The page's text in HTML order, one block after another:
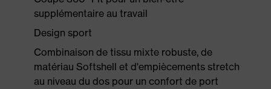
supplémentaire au travail
Design sport
Combinaison de tissu mixte robuste, de
matériau Softshell et d'empiècements stretch
au niveau du dos pour un confort de port